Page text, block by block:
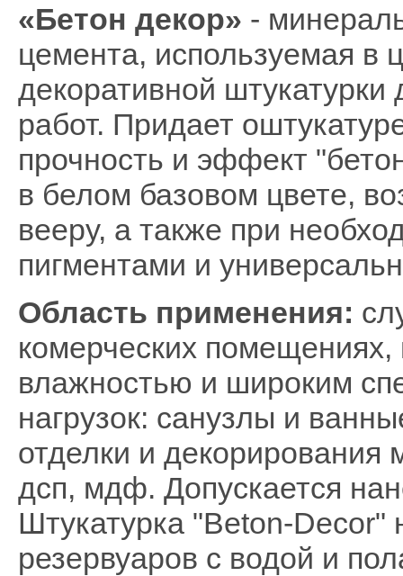
«Бетон декор» -
цемента, используемая в
декоративной
работ. Придает
прочность и эффект
в белом базовом цвете,
вееру, а также при
пигментами и
Область применения:
комерческих помещениях,
влажностью и широким
нагрузок: санузлы и
отделки и
дсп, мдф. Допускается
Штукатурка "Beton-Decor"
резервуаров с водой и